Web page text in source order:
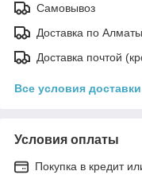
Самовывоз
Доставка по Алматы
Доставка почтой
Все условия доставки
Условия оплаты
Покупка в кредит